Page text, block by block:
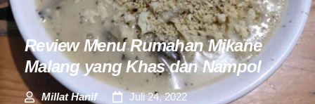
Review Menu Rumahan Mikane
Malang yang Khas dan Nampol
Millat Hanif Juli 24, 2022